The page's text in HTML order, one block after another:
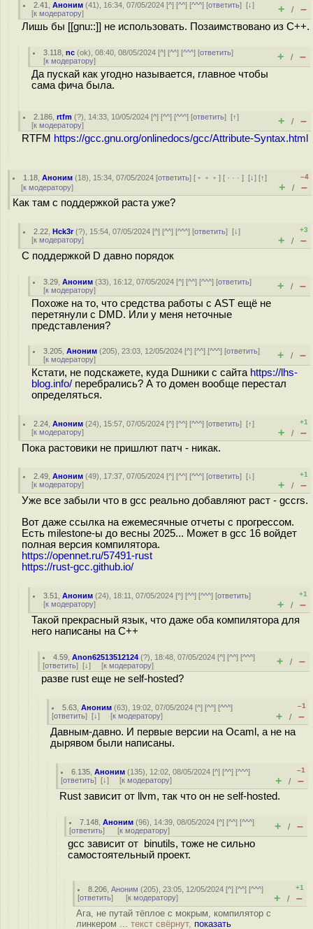
2.41 ,Аноним (41), 16:34, 07/05/2024 [^] [^^] [^^^] [ответить][↓]
[к модератору] + / –
Лишь бы [[gnu::]] не использовать. Позаимствовано из C++.
3.118 ,nc (ok), 08:40, 08/05/2024 [^] [^^] [^^^] [ответить]
[к модератору] + / –
Да пускай как угодно называется, главное чтобы
сама фича была.
2.186 ,rtfm (?), 14:33, 10/05/2024 [^] [^^] [^^^] [ответить][↑]
[к модератору] + / –
RTFM https://gcc.gnu.org/onlinedocs/gcc/Attribute-Syntax.html
1.18 ,Аноним (18), 15:34, 07/05/2024 [ответить] [ ﹢﹢﹢] [ · · ·][↓] [↑]
[к модератору]
–4
+ / –
Как там с поддержкой раста уже?
2.22 ,Hck3r(?), 15:54, 07/05/2024 [^] [^^] [^^^] [ответить][↓]
[к модератору]
+3
+ / –
С поддержкой D давно порядок
3.29 ,Аноним (33), 16:12, 07/05/2024 [^] [^^] [^^^] [ответить]
[к модератору] + / –
Похоже на то, что средства работы с AST ещё не
перетянули с DMD. Или у меня неточные
представления?
3.205 ,Аноним (205), 23:03, 12/05/2024 [^] [^^] [^^^] [ответить]
[к модератору] + / –
Кстати, не подскажете, куда Dшники с сайта https://lhs-
blog.info/ перебрались? А то домен вообще перестал
определяться.
2.24 ,Аноним (24), 15:57, 07/05/2024 [^] [^^] [^^^] [ответить][↑]
[к модератору]
+1
+ / –
Пока растовики не пришлют патч - никак.
2.49 ,Аноним (49), 17:37, 07/05/2024 [^] [^^] [^^^] [ответить][↓]
[к модератору]
+1
+ / –
Уже все забыли что в gcc реально добавляют раст - gccrs.
Вот даже ссылка на ежемесячные отчеты с прогрессом.
Есть milestone-ы до весны 2025... Может в gcc 16 войдет
полная версия компилятора.
https://opennet.ru/57491-rust
https://rust-gcc.github.io/
3.51 ,Аноним (24), 18:11, 07/05/2024 [^] [^^] [^^^] [ответить]
[к модератору]
+1
+ / –
Такой прекрасный язык, что даже оба компилятора для
него написаны на С++
4.59 ,Anon62513512124 (?), 18:48, 07/05/2024 [^] [^^] [^^^]
[ответить] [↓] [к модератору] + / –
разве rust еще не self-hosted?
5.63 ,Аноним (63), 19:02, 07/05/2024 [^] [^^] [^^^]
[ответить] [↓] [к модератору]
–1
+ / –
Давным-давно. И первые версии на Ocaml, а не на
дырявом были написаны.
6.135 ,Аноним (135), 12:02, 08/05/2024 [^] [^^] [^^^]
[ответить] [↓] [к модератору]
–1
+ / –
Rust зависит от llvm, так что он не self-hosted.
7.148 ,Аноним (96), 14:39, 08/05/2024 [^] [^^] [^^^]
[ответить] [к модератору] + / –
gcc зависит от binutils, тоже не сильно
самостоятельный проект.
8.206 ,Аноним (205), 23:05, 12/05/2024 [^] [^^] [^^^]
[ответить] [к модератору]
+1
+ / –
Ага, не путай тёплое с мокрым, компилятор с
линкером ... текст свёрнут, показать